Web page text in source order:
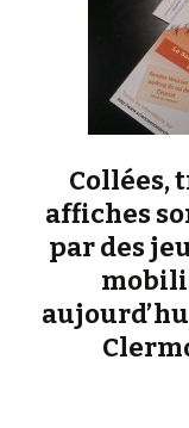
Collées,
affiches
par des